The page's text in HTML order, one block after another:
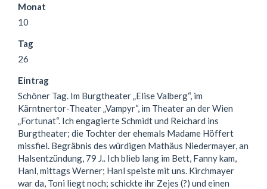
Monat
10
Tag
26
Eintrag
Schöner Tag. Im Burgtheater „Elise Valberg“, im
Kärntnertor-Theater „Vampyr“, im Theater an der Wien
„Fortunat“. Ich engagierte Schmidt und Reichard ins
Burgtheater; die Tochter der ehemals Madame Höffert
missfiel. Begräbnis des würdigen Mathäus Niedermayer, an
Halsentzündung, 79 J.. Ich blieb lang im Bett, Fanny kam,
Hanl, mittags Werner; Hanl speiste mit uns. Kirchmayer
war da, Toni liegt noch; schickte ihr Zejes (?) und einen